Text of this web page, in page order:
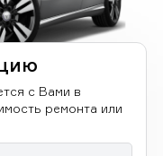
с Вами в
ремонта или